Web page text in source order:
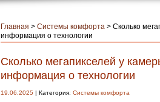
Главная > Системы комфорта > Сколько
информация о технологии
Сколько мегапикселей у
информация о технологии
19.06.2025 | Категория: Системы комфорта